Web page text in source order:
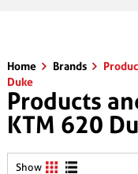
Home Brands
Duke
Products
KTM 620
Show